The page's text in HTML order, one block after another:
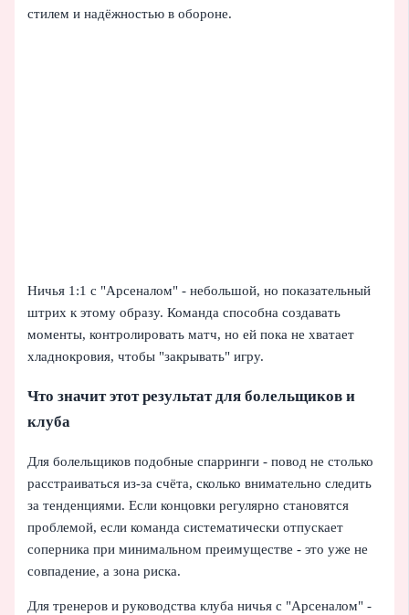
стилем и надёжностью в обороне.
Ничья 1:1 с "Арсеналом" - небольшой, но показательный
штрих к этому образу. Команда способна создавать
моменты, контролировать матч, но ей пока не хватает
хладнокровия, чтобы "закрывать" игру.
Что значит этот результат для болельщиков и
клуба
Для болельщиков подобные спарринги - повод не столько
расстраиваться из-за счёта, сколько внимательно следить
за тенденциями. Если концовки регулярно становятся
проблемой, если команда систематически отпускает
соперника при минимальном преимуществе - это уже не
совпадение, а зона риска.
Для тренеров и руководства клуба ничья с "Арсеналом" -